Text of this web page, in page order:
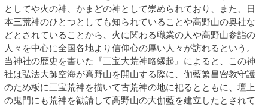
としてや火の神、かまどの神として崇められており、また、日
本三荒神のひとつとしても知られていることや高野山の奥社な
どとされていることから、火に関わる職業の人や高野山参詣の
人々を中心に全国各地より信仰心の厚い人々が訪れるという。
当神社の歴史を書いた『三宝大荒神略縁起』によると、この神
社は弘法大師空海が高野山を開山する際に、伽藍繁昌密教守護
のため板に三宝荒神を描いて古荒神の地に祀るとともに、壇上
の鬼門にも荒神を勧請して高野山の大伽藍を建立したとされて